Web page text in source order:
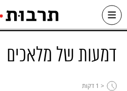
Skip
content
דמעות של מלאכים
< 1 דקות